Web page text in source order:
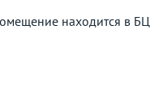
находится в